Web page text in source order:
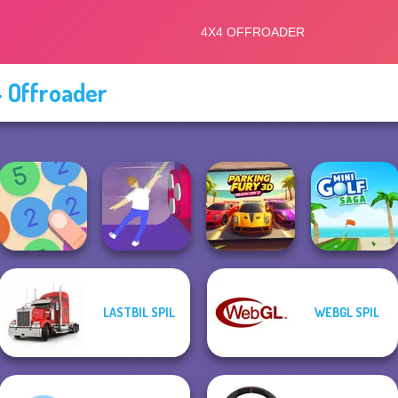
Offroader
Merge 13
Parking Fury 3D:
Beach City 2
LASTBIL SPIL WEBGL SPIL